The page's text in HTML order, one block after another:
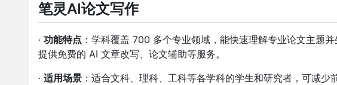
笔灵AI论文写作
· 功能特点 ：学科覆盖 700 多个专业领域，能快速理解专业论文主题
提供免费的 AI 文章改写、论文辅助等服务。
· 适用场景 ：适合文科、理科、工科等各学科的学生和研究者，可减少